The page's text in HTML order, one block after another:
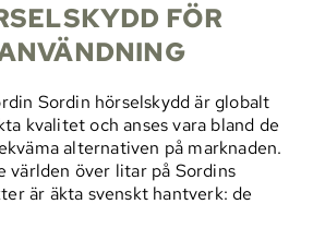
FÖR
Sordin hörselskydd är globalt
kvalitet och anses vara bland de
alternativen på marknaden.
världen över litar på Sordins
är äkta svenskt hantverk: de